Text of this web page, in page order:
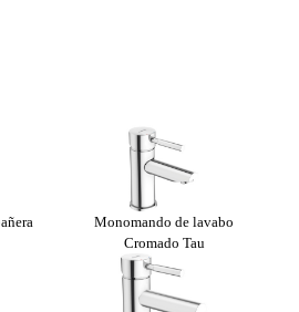
Monomando de lavabo
Cromado Tau